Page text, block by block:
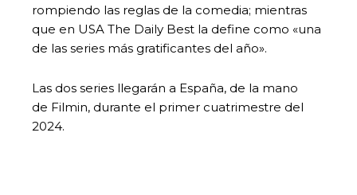
rompiendo las reglas de la comedia; mientras
que en USA The Daily Best la define como «una
de las series más gratificantes del año».
Las dos series llegarán a España, de la mano
de Filmin, durante el primer cuatrimestre del
2024.